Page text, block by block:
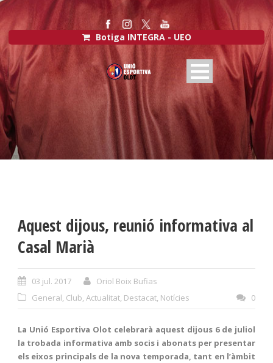
Botiga INTEGRA - UEO
Aquest dijous, reunió informativa al
Casal Marià
03 jul. 2017
Oriol Boix Bufias
General, Club, Actualitat, Destacat, Notícies 0
La Unió Esportiva Olot celebrarà aquest dijous 6 de juliol
la trobada informativa amb socis i abonats per presentar
els eixos principals de la nova temporada, tant en l’àmbit